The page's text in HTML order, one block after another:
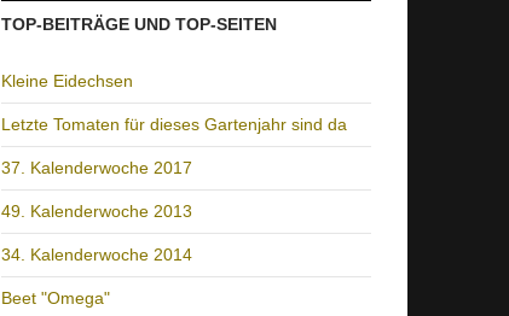
TOP-BEITRÄGE UND TOP-SEITEN
Kleine Eidechsen
Letzte Tomaten für dieses Gartenjahr sind da
37. Kalenderwoche 2017
49. Kalenderwoche 2013
34. Kalenderwoche 2014
Beet "Omega"